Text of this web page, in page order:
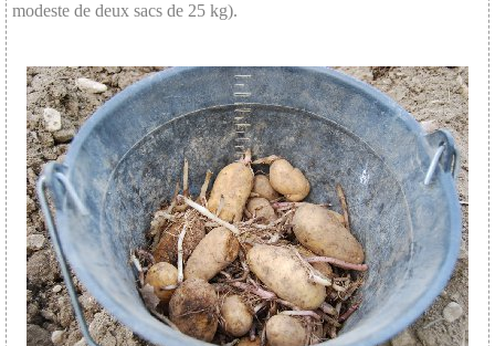
modeste de deux sacs de 25 kg).